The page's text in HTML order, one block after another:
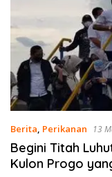
Berita, Perikanan 13
Begini Titah
Kulon Progo